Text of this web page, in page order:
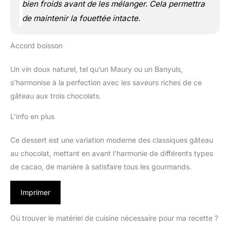
bien froids avant de les mélanger. Cela permettra
de maintenir la fouettée intacte.
Accord boisson
Un vin doux naturel, tel qu’un Maury ou un Banyuls,
s’harmonise à la perfection avec les saveurs riches de ce
gâteau aux trois chocolats.
L’info en plus
Ce dessert est une variation moderne des classiques gâteau
au chocolat, mettant en avant l’harmonie de différents types
de cacao, de manière à satisfaire tous les gourmands.
Imprimer
Où trouver le matériel de cuisine nécessaire pour ma recette ?